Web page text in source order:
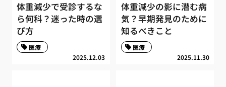
体重減少で受診するな
ら何科？迷った時の選
び方
2025.12.03
医療
体重減少の影に潜む病
気？早期発見のために
知るべきこと
2025.11.30
医療